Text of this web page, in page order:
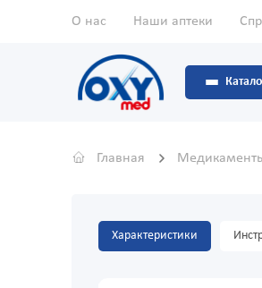
О нас Наши аптеки
Главная
Характеристики